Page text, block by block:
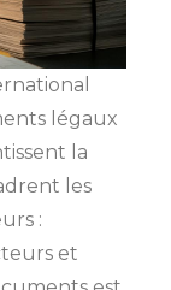
légaux
la
les
:
et